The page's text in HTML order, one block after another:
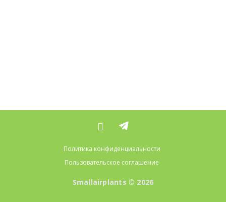
Политика конфиденциальности
Пользовательское соглашение
Smallairplants © 2026